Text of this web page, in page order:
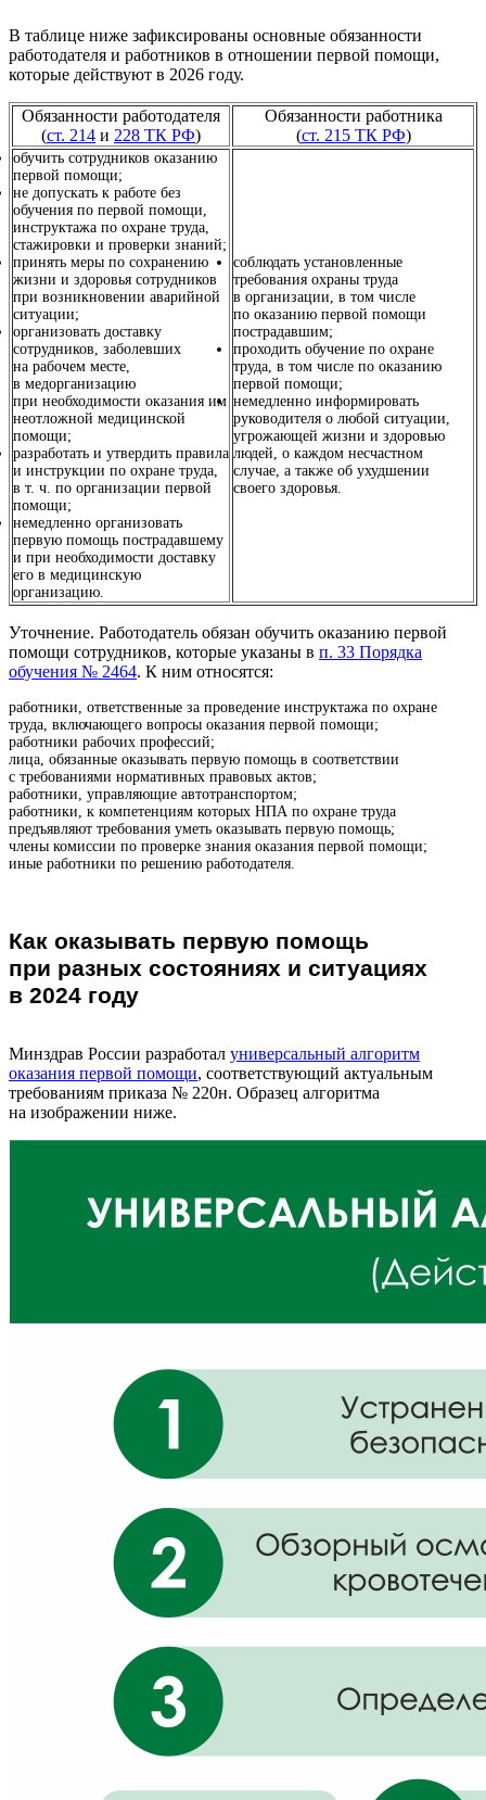
В таблице ниже зафиксированы основные обязанности
работодателя и работников в отношении первой помощи,
которые действуют в 2026 году.
Обязанности работодателя
(ст. 214 и 228 ТК РФ)
Обязанности работника
(ст. 215 ТК РФ)
обучить сотрудников оказанию
первой помощи;
не допускать к работе без
обучения по первой помощи,
инструктажа по охране труда,
стажировки и проверки знаний;
принять меры по сохранению
жизни и здоровья сотрудников
при возникновении аварийной
ситуации;
организовать доставку
сотрудников, заболевших
на рабочем месте,
в медорганизацию
при необходимости оказания им
неотложной медицинской
помощи;
разработать и утвердить правила
и инструкции по охране труда,
в т. ч. по организации первой
помощи;
немедленно организовать
первую помощь пострадавшему
и при необходимости доставку
его в медицинскую
организацию.
соблюдать установленные
требования охраны труда
в организации, в том числе
по оказанию первой помощи
пострадавшим;
проходить обучение по охране
труда, в том числе по оказанию
первой помощи;
немедленно информировать
руководителя о любой ситуации,
угрожающей жизни и здоровью
людей, о каждом несчастном
случае, а также об ухудшении
своего здоровья.
Уточнение. Работодатель обязан обучить оказанию первой
помощи сотрудников, которые указаны в п. 33 Порядка
обучения № 2464. К ним относятся:
работники, ответственные за проведение инструктажа по охране
труда, включающего вопросы оказания первой помощи;
работники рабочих профессий;
лица, обязанные оказывать первую помощь в соответствии
с требованиями нормативных правовых актов;
работники, управляющие автотранспортом;
работники, к компетенциям которых НПА по охране труда
предъявляют требования уметь оказывать первую помощь;
члены комиссии по проверке знания оказания первой помощи;
иные работники по решению работодателя.
Как оказывать первую помощь
при разных состояниях и ситуациях
в 2024 году
Минздрав России разработал универсальный алгоритм
оказания первой помощи, соответствующий актуальным
требованиям приказа № 220н. Образец алгоритма
на изображении ниже.